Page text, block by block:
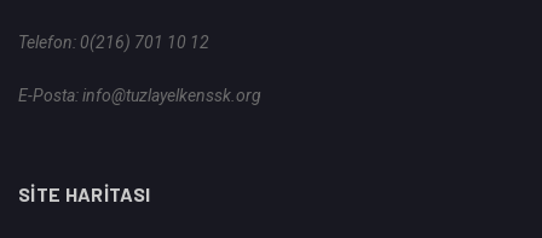
Telefon: 0(216) 701 10 12
E-Posta:info@tuzlayelkenssk.org
SITE HARITASI